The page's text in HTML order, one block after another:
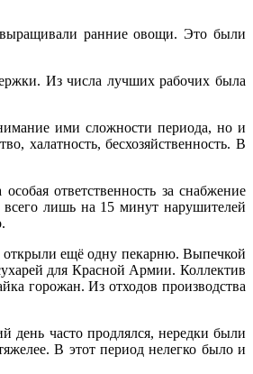
ранние овощи. Это были
Из числа лучших рабочих была
ими сложности периода, но и
халатность, бесхозяйственность. В
ответственность за снабжение
всего лишь на 15 минут нарушителей
открыли ещё одну пекарню. Выпечкой
для Красной Армии. Коллектив
горожан. Из отходов производства
день часто продлялся, нередки были
В этот период нелегко было и